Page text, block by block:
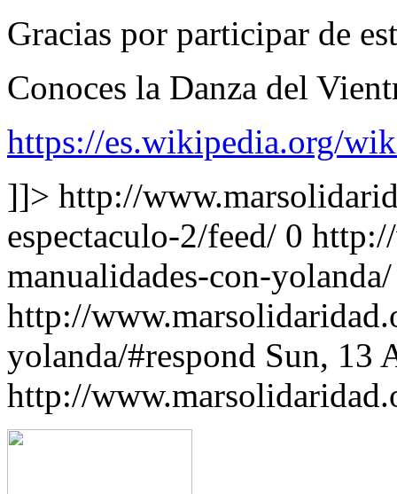
Gracias por participar de
Conoces la Danza del
https://es.wikipedia.org/
]]> http://
espectaculo-2/feed/ 0
manualidades-con-yolanda/
http://
yolanda/#respond Sun, 13
http://